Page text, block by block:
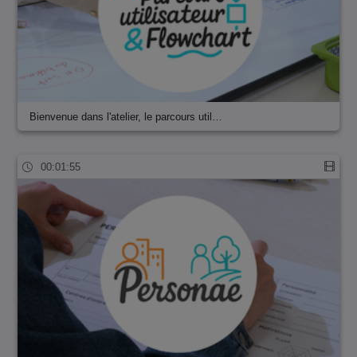
Bienvenue dans l'atelier, le parcours util…
00:01:55